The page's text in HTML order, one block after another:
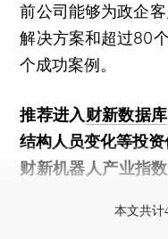
前公司能够为政企
解决方案和超过80
个成功案例。
推荐进入财新数据库
结构人员变化等投资
财新机器人产业指
本文共计